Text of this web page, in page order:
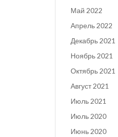
Май 2022
Апрель 2022
Декабрь 2021
Ноябрь 2021
Октябрь 2021
Август 2021
Июль 2021
Июль 2020
Июнь 2020